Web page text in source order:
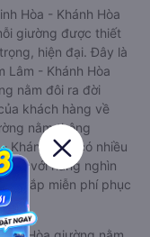
Hòa - Khánh Hòa
giường được thiết
hiện đại. Đây là
Lâm - Khánh Hòa
nằm đôi ra đời
khách hàng về
nằm thông
Khánh Hòa có nhiều
với hàng nghìn
đắp miễn phí phục